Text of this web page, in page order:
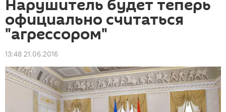
Нарушитель будет теперь
официально считаться
"агрессором"
13:48 21.06.2016